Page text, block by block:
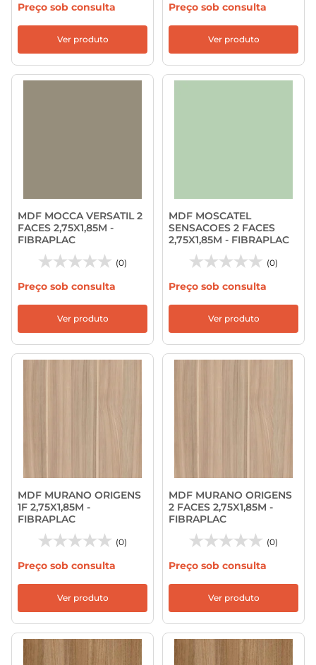
Preço sob consulta
Ver produto
Preço sob consulta
Ver produto
MDF MOCCA VERSATIL 2
FACES 2,75X1,85M -
FIBRAPLAC
(0)
Preço sob consulta
Ver produto
MDF MOSCATEL
SENSACOES 2 FACES
2,75X1,85M - FIBRAPLAC
(0)
Preço sob consulta
Ver produto
MDF MURANO ORIGENS
1F 2,75X1,85M -
FIBRAPLAC
(0)
Preço sob consulta
Ver produto
MDF MURANO ORIGENS
2 FACES 2,75X1,85M -
FIBRAPLAC
(0)
Preço sob consulta
Ver produto